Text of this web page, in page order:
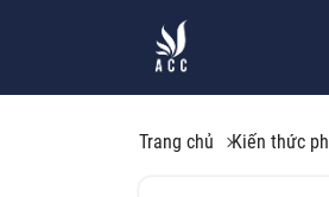
Trang chủ Kiến thức